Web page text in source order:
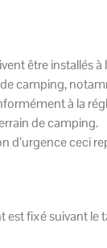
être installés
camping,
à la
de camping.
d’urgence ceci
fixé suivant